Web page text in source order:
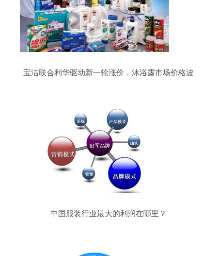
宝洁联合利华驱动新一轮涨价，沐浴露市场价格波
中国服装行业最大的利润在哪里？